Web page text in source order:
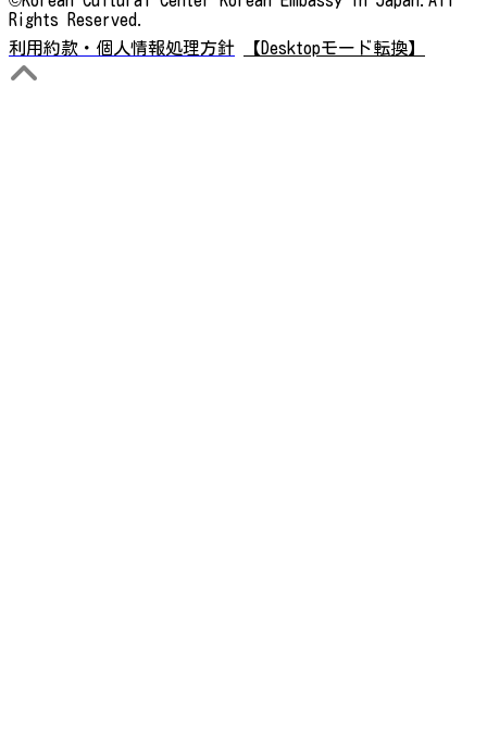
Rights Reserved.
利用約款・個人情報処理方針
【Desktopモード転換】